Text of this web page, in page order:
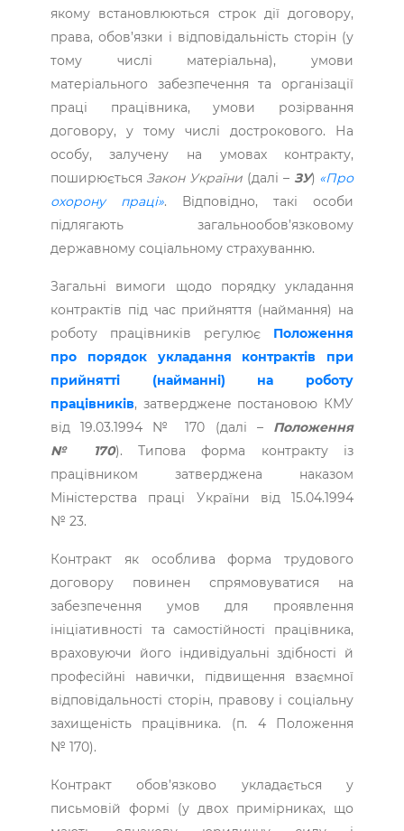
якому встановлюються строк дії договору,
права, обов’язки і відповідальність сторін (у
тому числі матеріальна), умови
матеріального забезпечення та організації
праці працівника, умови розірвання
договору, у тому числі дострокового. На
особу, залучену на умовах контракту,
поширюється Закон України (далі – ЗУ) «Про
охорону праці». Відповідно, такі особи
підлягають загальнообов’язковому
державному соціальному страхуванню.
Загальні вимоги щодо порядку укладання
контрактів під час прийняття (наймання) на
роботу працівників регулює Положення
про порядок укладання контрактів при
прийнятті (найманні) на роботу
працівників, затверджене постановою КМУ
від 19.03.1994 № 170 (далі – Положення
№ 170). Типова форма контракту із
працівником затверджена наказом
Міністерства праці України від 15.04.1994
№ 23.
Контракт як особлива форма трудового
договору повинен спрямовуватися на
забезпечення умов для проявлення
ініціативності та самостійності працівника,
враховуючи його індивідуальні здібності й
професійні навички, підвищення взаємної
відповідальності сторін, правову і соціальну
захищеність працівника. (п. 4 Положення
№ 170).
Контракт обов’язково укладається у
письмовій формі (у двох примірниках, що